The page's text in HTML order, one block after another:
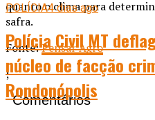
quanto o clima para
safra.
Fonte:Pensar Agro
;
Comentários
POLÍCIA4 dias ago
Polícia Civil MT
núcleo de facção
Rondonópolis